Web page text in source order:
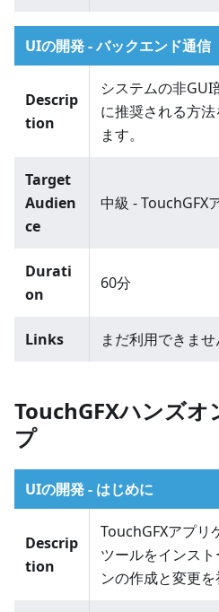
UIの開発 - バックエンド通信
Descrip
tion
システムの非GUI
に推奨される方
ます。
Target
Audien
ce
中級 - TouchGFX
Durati
on
60分
Links まだ利用できませ
TouchGFXハンズオ
プ
UIの開発 - はじめに
Descrip
tion
TouchGFXアプリ
ツールをインス
ンの作成と変更を